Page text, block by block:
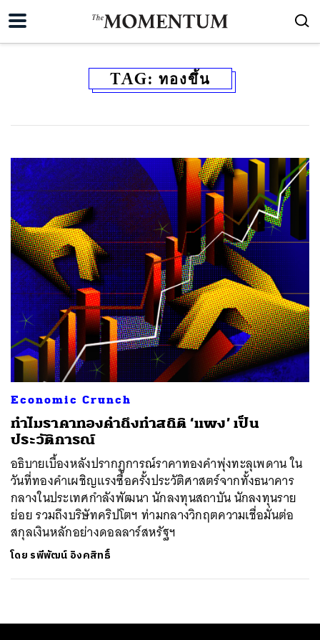
TAG: ทองขึ้น
Economic Crunch
ทำไมราคาทองคำถึงทำสถิติ ‘แพง’ เป็น
ประวัติการณ์
อธิบายเบื้องหลังปรากฏการณ์ราคาทองคำพุ่งทะลุเพดาน ใน
วันที่ทองคำเผชิญแรงซื้อครั้งประวัติศาสตร์จากทั้งธนาคาร
กลางในประเทศกำลังพัฒนา นักลงทุนสถาบัน นักลงทุนราย
ย่อย รวมถึงบริษัทคริปโตฯ ท่ามกลางวิกฤตความเชื่อมั่นต่อ
สกุลเงินหลักอย่างดอลลาร์สหรัฐฯ
โดย รพีพัฒน์ อิงคสิทธิ์
ค้นหา
SHARE TWEET LINE EMAIL